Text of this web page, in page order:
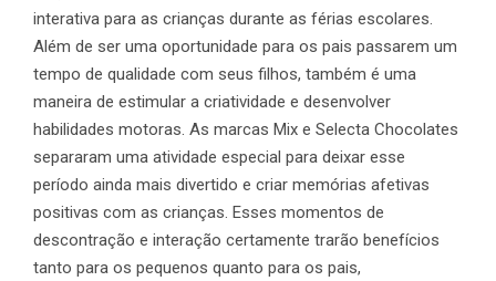
interativa para as crianças durante as férias escolares.
Além de ser uma oportunidade para os pais passarem um
tempo de qualidade com seus filhos, também é uma
maneira de estimular a criatividade e desenvolver
habilidades motoras. As marcas Mix e Selecta Chocolates
separaram uma atividade especial para deixar esse
período ainda mais divertido e criar memórias afetivas
positivas com as crianças. Esses momentos de
descontração e interação certamente trarão benefícios
tanto para os pequenos quanto para os pais,